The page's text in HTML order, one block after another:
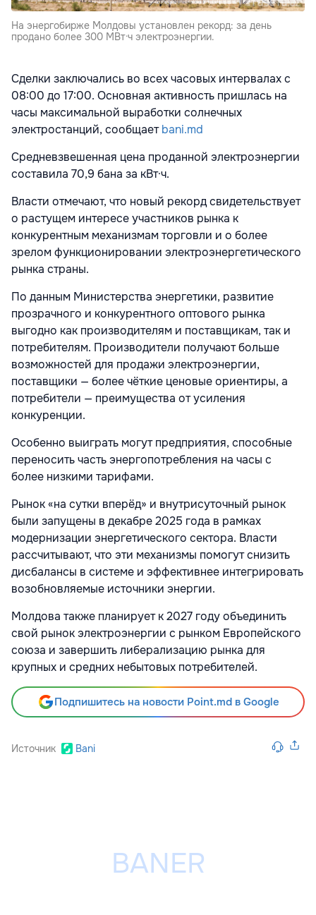
На энергобирже Молдовы установлен рекорд: за день
продано более 300 МВт·ч электроэнергии.
Сделки заключались во всех часовых интервалах с
08:00 до 17:00. Основная активность пришлась на
часы максимальной выработки солнечных
электростанций, сообщаетbani.md
Средневзвешенная цена проданной электроэнергии
составила 70,9 бана за кВт·ч.
Власти отмечают, что новый рекорд свидетельствует
о растущем интересе участников рынка к
конкурентным механизмам торговли и о более
зрелом функционировании электроэнергетического
рынка страны.
По данным Министерства энергетики, развитие
прозрачного и конкурентного оптового рынка
выгодно как производителям и поставщикам, так и
потребителям. Производители получают больше
возможностей для продажи электроэнергии,
поставщики — более чёткие ценовые ориентиры, а
потребители — преимущества от усиления
конкуренции.
Особенно выиграть могут предприятия, способные
переносить часть энергопотребления на часы с
более низкими тарифами.
Рынок «на сутки вперёд» и внутрисуточный рынок
были запущены в декабре 2025 года в рамках
модернизации энергетического сектора. Власти
рассчитывают, что эти механизмы помогут снизить
дисбалансы в системе и эффективнее интегрировать
возобновляемые источники энергии.
Молдова также планирует к 2027 году объединить
свой рынок электроэнергии с рынком Европейского
союза и завершить либерализацию рынка для
крупных и средних небытовых потребителей.
Подпишитесь на новости Point.md в Google
Источник Bani